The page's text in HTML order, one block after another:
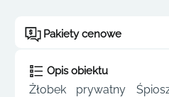
Pakiety cenowe
Opis obiektu
Żłobek prywatny